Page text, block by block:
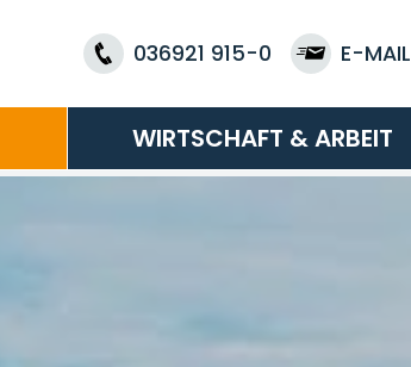
036921 915-0 E-MAIL
WIRTSCHAFT & ARBEIT